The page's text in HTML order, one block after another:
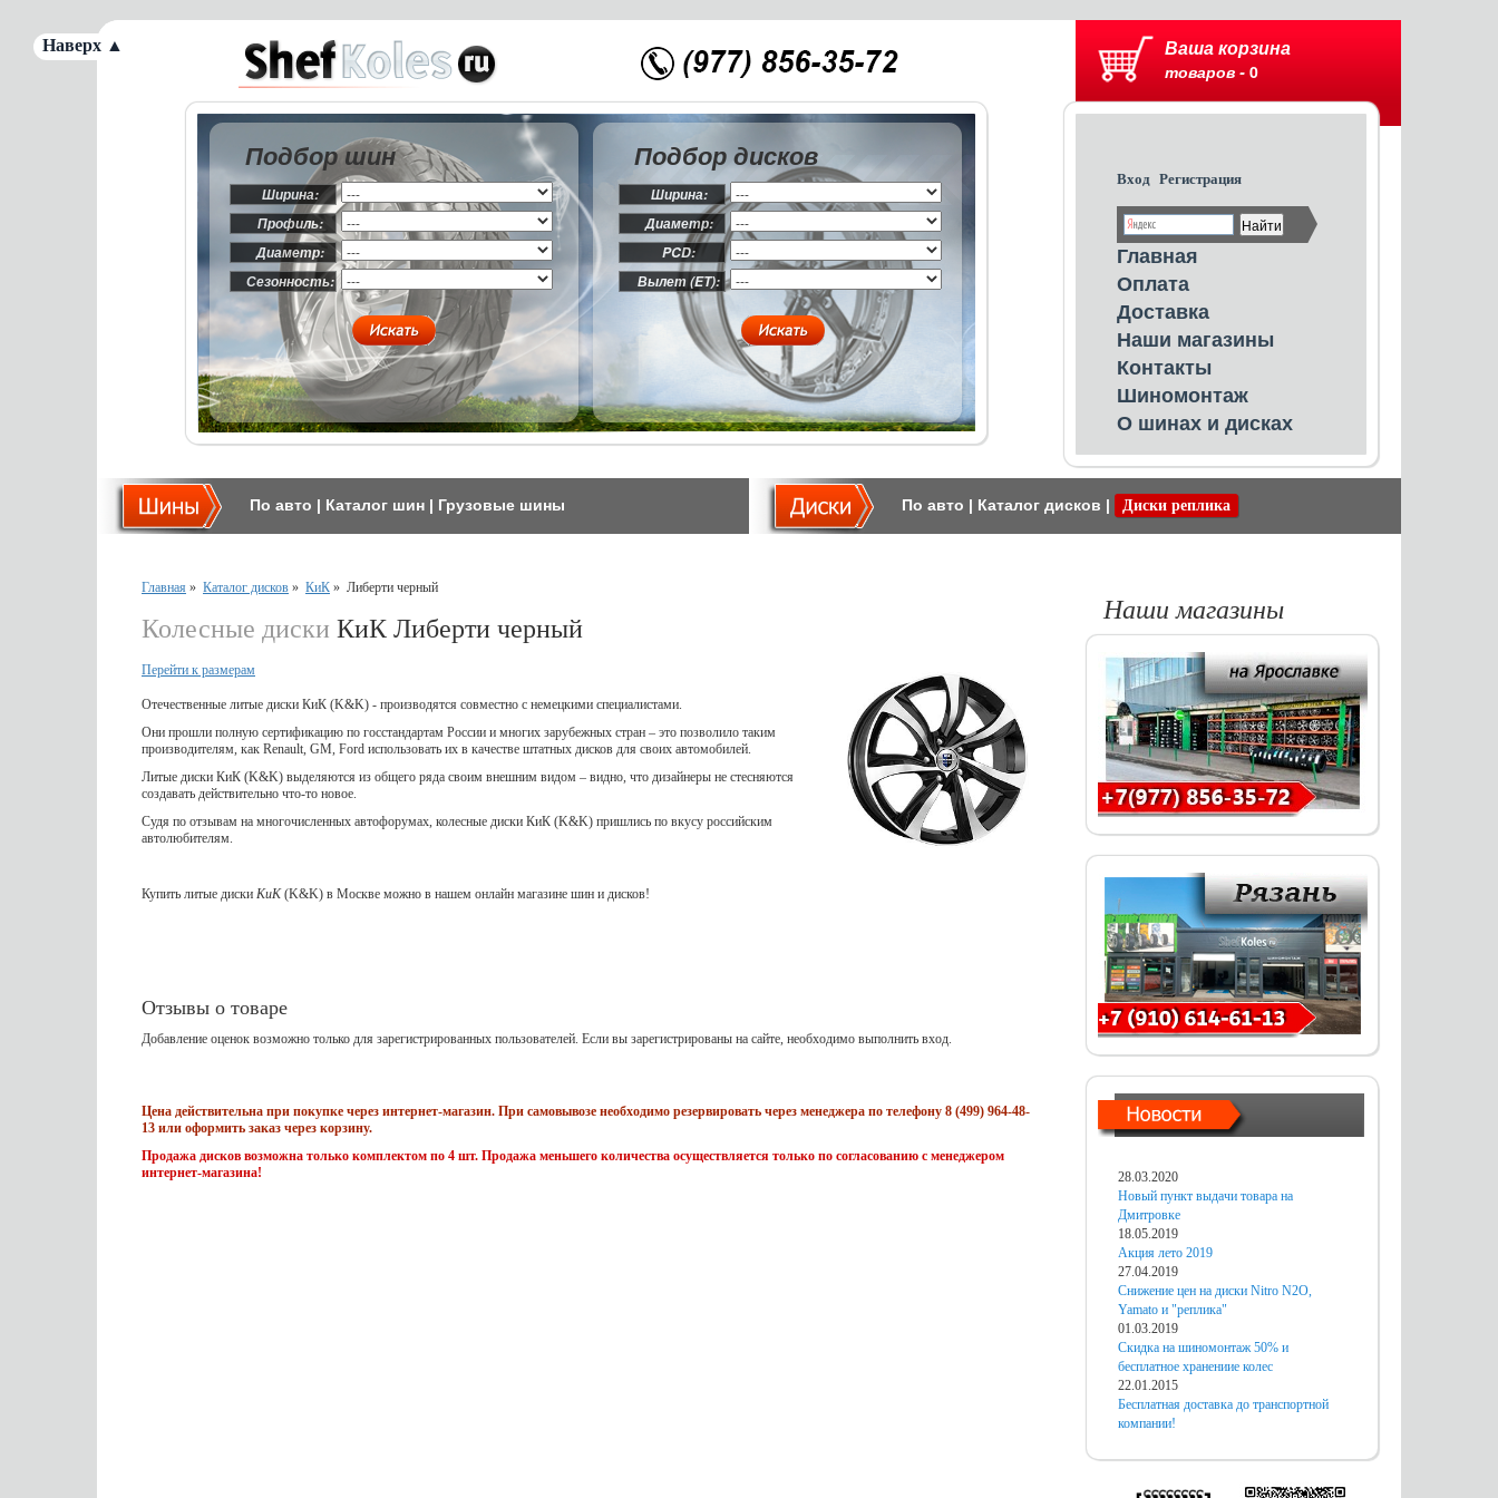
Ваша корзина
товаров - 0
Вход Регистрация
Главная
Оплата
Доставка
Наши магазины
Контакты
Шиномонтаж
О шинах и дисках
Подбор шин
Ширина:
Профиль:
Диаметр:
Сезонность:
Подбор дисков
Ширина:
Диаметр:
PCD:
Вылет (ET):
По авто | Каталог шин | Грузовые шины По авто | Каталог дисков | Диски реплика
Главная » Каталог дисков » КиК » Либерти черный
Колесные диски КиК Либерти черный
Перейти к размерам
Отечественные литые диски КиК (K&K) - производятся совместно с немецкими специалистами.
Они прошли полную сертификацию по госстандартам России и многих зарубежных стран – это позволило таким
производителям, как Renault, GM, Ford использовать их в качестве штатных дисков для своих автомобилей.
Литые диски КиК (K&K) выделяются из общего ряда своим внешним видом – видно, что дизайнеры не стесняются
создавать действительно что-то новое.
Судя по отзывам на многочисленных автофорумах, колесные диски КиК (K&K) пришлись по вкусу российским
автолюбителям.
Купить литые диски КиК(K&K) в Москве можно в нашем онлайн магазине шин и дисков!
Отзывы о товаре
Добавление оценок возможно только для зарегистрированных пользователей. Если вы зарегистрированы на сайте, необходимо выполнить вход.
Цена действительна при покупке через интернет-магазин. При самовывозе необходимо резервировать через менеджера по телефону 8 (499) 964-48-
13 или оформить заказ через корзину.
Продажа дисков возможна только комплектом по 4 шт. Продажа меньшего количества осуществляется только по согласованию с менеджером
интернет-магазина!
Наши магазины
28.03.2020
Новый пункт выдачи товара на
Дмитровке
18.05.2019
Акция лето 2019
27.04.2019
Снижение цен на диски Nitro N2O,
Yamato и "реплика"
01.03.2019
Скидка на шиномонтаж 50% и
бесплатное хранениие колес
22.01.2015
Бесплатная доставка до транспортной
компании!
Наверх ▲